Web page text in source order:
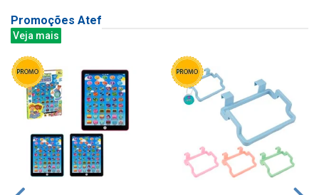
Promoções Atef
Veja mais